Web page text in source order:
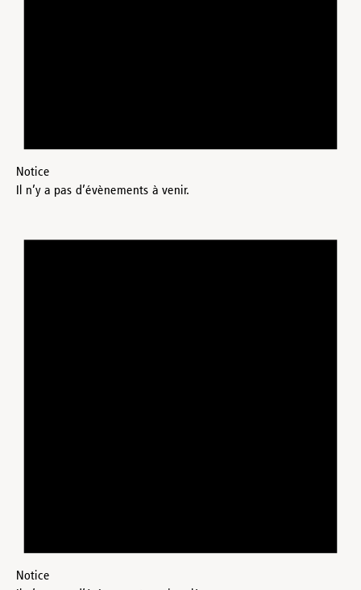
Notice
Il n’y a pas d’évènements à venir.
Notice